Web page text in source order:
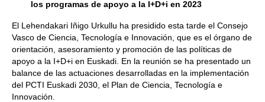
los programas de apoyo a la I+D+i en 2023
El Lehendakari Iñigo Urkullu ha presidido esta tarde el Consejo
Vasco de Ciencia, Tecnología e Innovación, que es el órgano de
orientación, asesoramiento y promoción de las políticas de
apoyo a la I+D+i en Euskadi. En la reunión se ha presentado un
balance de las actuaciones desarrolladas en la implementación
del PCTI Euskadi 2030, el Plan de Ciencia, Tecnología e
Innovación.